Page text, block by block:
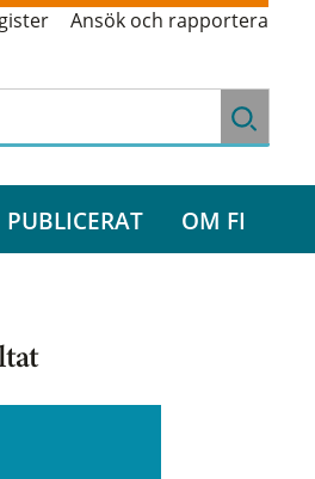
Ansök och rapportera
PUBLICERAT OM FI